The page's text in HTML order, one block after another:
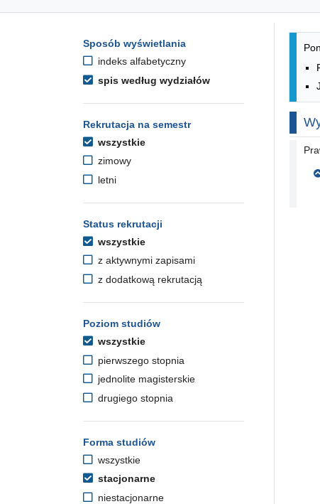
Opcje filtrowania kierunków
Przejdź do listy kierunków
Sposób wyświetlania
indeks alfabetyczny
spis według wydziałów
Rekrutacja na semestr
wszystkie
zimowy
letni
Status rekrutacji
wszystkie
z aktywnymi zapisami
z dodatkową rekrutacją
Poziom studiów
wszystkie
pierwszego stopnia
jednolite magisterskie
drugiego stopnia
Forma studiów
wszystkie
stacjonarne
niestacjonarne